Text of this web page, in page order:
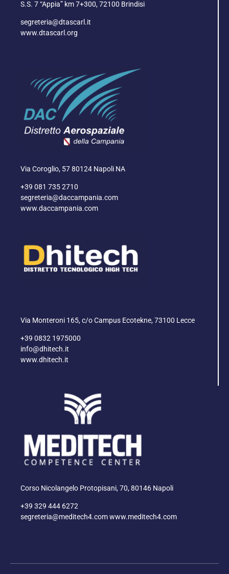
S.S. 7 “Appia” km 7+300, 72100 Brindisi
segreteria@dtascarl.it
www.dtascarl.org
Via Coroglio, 57 80124 Napoli NA
+39 081 735 2710
segreteria@daccampania.com
www.daccampania.com
Via Monteroni 165, c/o Campus Ecotekne, 73100 Lecce
+39 0832 1975000
info@dhitech.it
www.dhitech.it
Corso Nicolangelo Protopisani, 70, 80146 Napoli
+39 329 444 6272
segreteria@meditech4.com www.meditech4.com